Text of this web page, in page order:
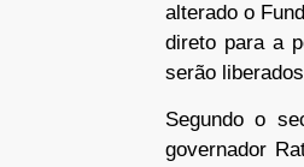
alterado o
direto para a
serão
Segundo o
governador